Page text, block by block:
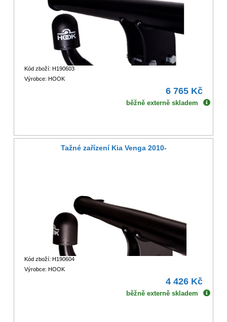
Kód zboží: H190603
Výrobce: HOOK
6 765 Kč
běžně externě skladem
Tažné zařízení Kia Venga 2010-
Kód zboží: H190604
Výrobce: HOOK
4 426 Kč
běžně externě skladem